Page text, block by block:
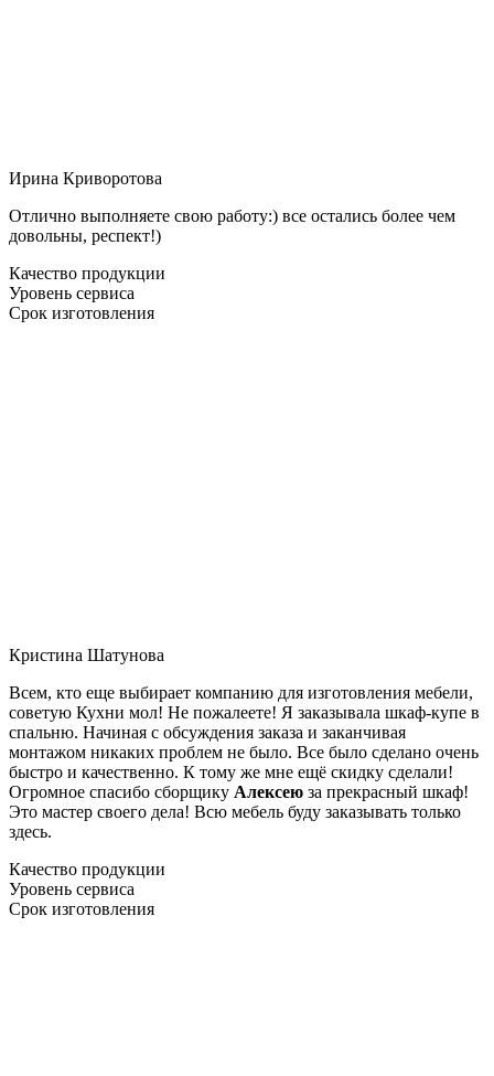
Ирина Криворотова
Отлично выполняете свою работу:) все остались более чем
довольны, респект!)
Качество продукции
Уровень сервиса
Срок изготовления
Кристина Шатунова
Всем, кто еще выбирает компанию для изготовления мебели,
советую Кухни мол! Не пожалеете! Я заказывала шкаф-купе в
спальню. Начиная с обсуждения заказа и заканчивая
монтажом никаких проблем не было. Все было сделано очень
быстро и качественно. К тому же мне ещё скидку сделали!
Огромное спасибо сборщику Алексею за прекрасный шкаф!
Это мастер своего дела! Всю мебель буду заказывать только
здесь.
Качество продукции
Уровень сервиса
Срок изготовления